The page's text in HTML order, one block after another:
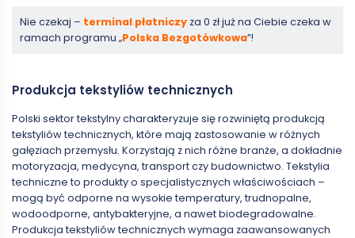
Nie czekaj – terminal płatniczy za 0 zł już na Ciebie czeka w
ramach programu „Polska Bezgotówkowa”!
Produkcja tekstyliów technicznych
Polski sektor tekstylny charakteryzuje się rozwiniętą produkcją
tekstyliów technicznych, które mają zastosowanie w różnych
gałęziach przemysłu. Korzystają z nich różne branże, a dokładnie
motoryzacja, medycyna, transport czy budownictwo. Tekstylia
techniczne to produkty o specjalistycznych właściwościach –
mogą być odporne na wysokie temperatury, trudnopalne,
wodoodporne, antybakteryjne, a nawet biodegradowalne.
Produkcja tekstyliów technicznych wymaga zaawansowanych